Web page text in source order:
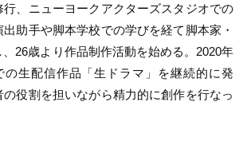
、ニューヨークアクターズスタジオでの
助手や脚本学校での学びを経て脚本家・
26歳より作品制作活動を始める。2020年
の生配信作品「生ドラマ」を継続的に発
役割を担いながら精力的に創作を行なっ